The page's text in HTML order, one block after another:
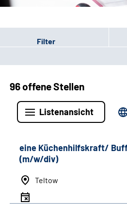
Filter
96 offene Stellen
Listenansicht
eine Küchenhilfskraft/
(m/w/div)
Teltow